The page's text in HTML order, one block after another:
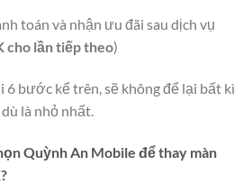
toán và nhận ưu đãi sau dịch vụ
cho lần tiếp theo)
6 bước kể trên, sẽ không để lại bất kì
là nhỏ nhất.
Quỳnh An Mobile để thay màn